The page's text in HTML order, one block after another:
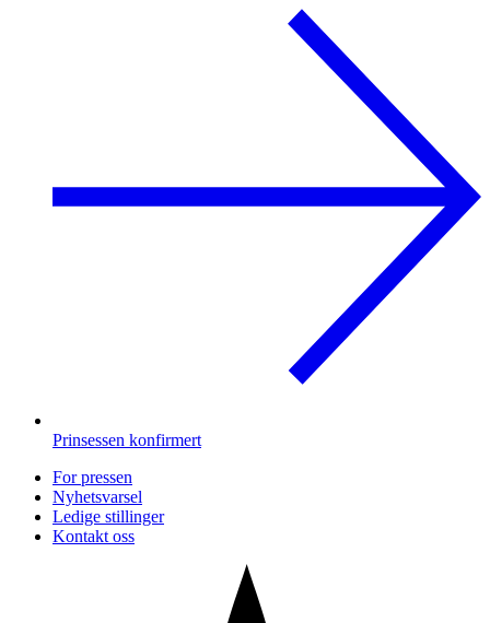
Prinsessen konfirmert
For pressen
Nyhetsvarsel
Ledige stillinger
Kontakt oss